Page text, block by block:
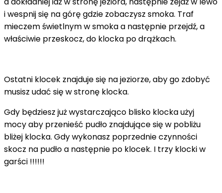
i wespnij się na górę gdzie zobaczysz smoka. Traf
mieczem świetlnym w smoka a następnie przejdź, a
właściwie przeskocz, do klocka po drążkach.
Ostatni klocek znajduje się na jeziorze, aby go zdobyć
musisz udać się w stronę klocka.
Gdy będziesz już wystarczająco blisko klocka użyj
mocy aby przenieść pudło znajdujące się w pobliżu
bliżej klocka. Gdy wykonasz poprzednie czynności
skocz na pudło a następnie po klocek. I trzy klocki w
garści !!!!!!